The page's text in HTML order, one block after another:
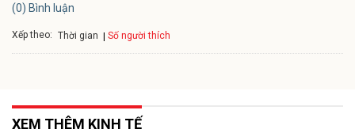
(0) Bình luận
Xếp theo: Thời gian Số người thích
XEM THÊM KINH TẾ